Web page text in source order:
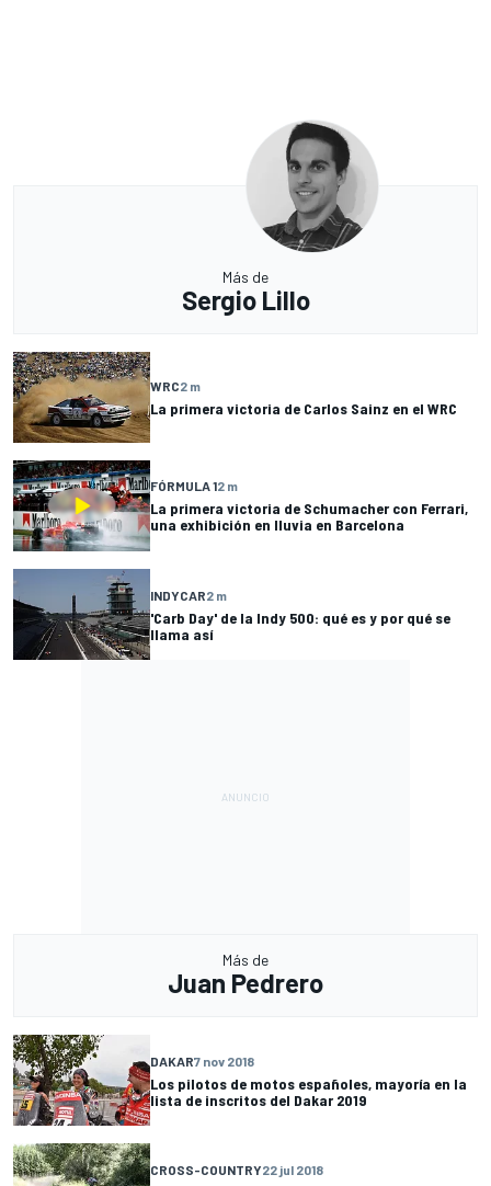
Más de
Sergio Lillo
WRC2 m
La primera victoria de Carlos Sainz en el WRC
FÓRMULA 12 m
La primera victoria de Schumacher con Ferrari,
una exhibición en lluvia en Barcelona
INDYCAR2 m
'Carb Day' de la Indy 500: qué es y por qué se
llama así
Más de
Juan Pedrero
DAKAR7 nov 2018
Los pilotos de motos españoles, mayoría en la
lista de inscritos del Dakar 2019
CROSS-COUNTRY22 jul 2018